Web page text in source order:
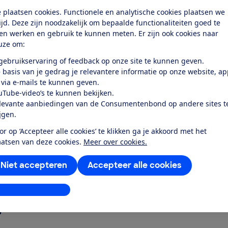
plaatsen cookies. Functionele en analytische cookies plaatsen we
Deze zijn noodzakelijk om bepaalde functionaliteiten goed te
werken en gebruik te kunnen meten. Er zijn ook cookies naar
om:
of feedback op onze site te kunnen geven.
basis van je gedrag je relevantere informatie op onze website,
e-mails te kunnen geven.
video’s te kunnen bekijken.
aanbiedingen van de Consumentenbond op andere sites
op ‘Accepteer alle cookies’ te klikken ga je akkoord met het
van deze cookies. Meer over cookies.
Accepteer alle cookies
Niet accepteren
aanpassen
Zwart 75-82
Zwart 75-
Klemhek Scott